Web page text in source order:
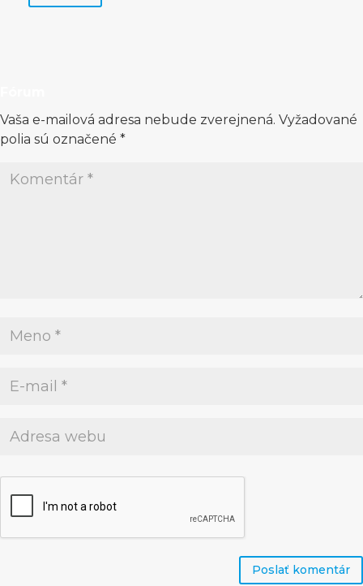
Vaša e-mailová adresa nebude zverejnená. Vyžadované
polia sú označené *